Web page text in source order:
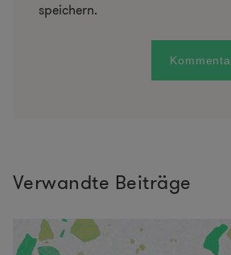
speichern.
Verwandte Beiträge